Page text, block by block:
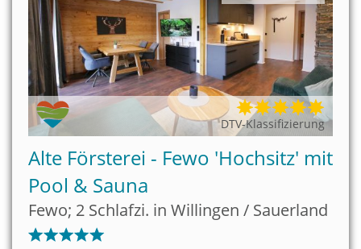
DTV-Klassifizierung
Alte Försterei - Fewo 'Hochsitz' mit
Pool & Sauna
Fewo; 2 Schlafzi. in Willingen / Sauerland